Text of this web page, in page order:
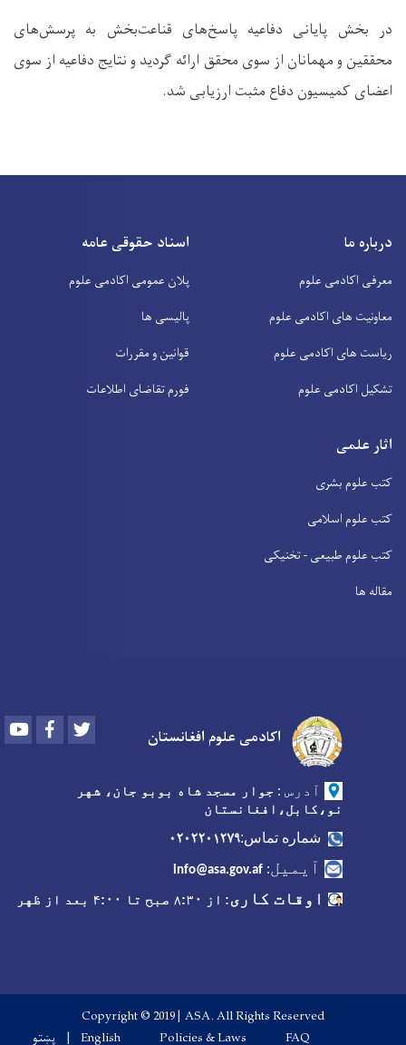
در بخش پایانی دفاعیه پاسخ‌های قناعت‌بخش به پرسش‌های
محققین و مهمانان از سوی محقق ارائه گردید و نتایج دفاعیه از سوی
اعضای کمیسیون دفاع مثبت ارزیابی شد.
درباره ما
معرفی اکادمی علوم
معاونیت های اکادمی علوم
ریاست های اکادمی علوم
تشکیل اکادمی علوم
اسناد حقوقی عامه
پلان عمومی اکادمی علوم
پالیسی ها
قوانین و مقررات
فورم تقاضای اطلاعات
اثار علمی
کتب علوم بشری
کتب علوم اسلامی
کتب علوم طبیعی - تخنیکی
مقاله ها
اکادمی علوم افغانستان Youtube Facebook
آدرس : جوار مسجد شاه بوبو جان، شهر
نو،کابل،افغانستان
شماره تماس:۰۲۰۲۲۰۱۲۷۹
آیمیل:
info@asa.gov.af
اوقات کاری: از ۸:۳۰ صبح تا ۴:۰۰ بعد از ظهر
Copyright © 2019 | ASA. All Rights Reserved
FAQ
Policies & Laws
English پښتو